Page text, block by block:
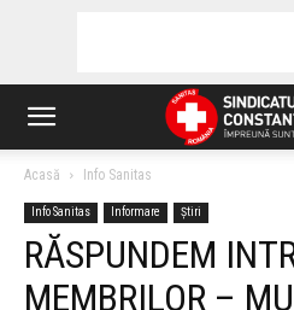
Acasă Info Sanitas
Info Sanitas Informare Știri
RĂSPUNDEM
MEMBRILOR –